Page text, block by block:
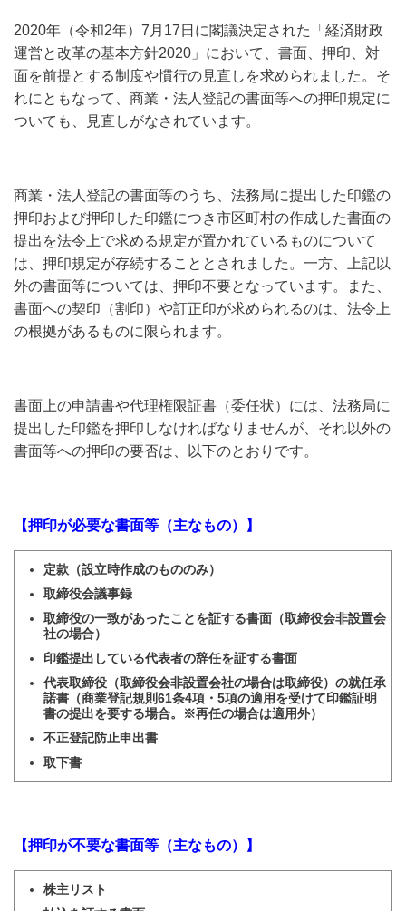
2020年（令和2年） 7 月 17 日に閣議決定された「経済財政
運営と改革の基本方針2020 」において、書面、押印、対
面を前提とする制度や慣行の見直しを求められました。そ
れにともなって、商業・法人登記の書面等への押印規定に
ついても、見直しがなされています。
商業・法人登記の書面等のうち、法務局に提出した印鑑の
押印および押印した印鑑につき市区町村の作成した書面の
提出を法令上で求める規定が置かれているものについて
は、押印規定が存続することとされました。一方、上記以
外の書面等については、押印不要となっています。また、
書面への契印（割印）や訂正印が求められるのは、法令上
の根拠があるものに限られます。
書面上の申請書や代理権限証書（委任状）には、法務局に
提出した印鑑を押印しなければなりませんが、それ以外の
書面等への押印の要否は、以下のとおりです。
【押印が必要な書面等（主なもの）】
定款（設立時作成のもののみ）
取締役会議事録
取締役の一致があったことを証する書面（取締役会非設置会
社の場合）
印鑑提出している代表者の辞任を証する書面
代表取締役（取締役会非設置会社の場合は取締役）の就任承
諾書（商業登記規則61条4項・5項の適用を受けて印鑑証明
書の提出を要する場合。※再任の場合は適用外）
不正登記防止申出書
取下書
【押印が不要な書面等（主なもの）】
株主リスト